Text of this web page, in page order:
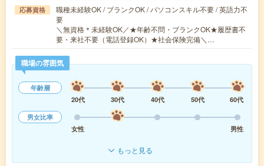
応募資格
職種未経験OK / ブランクOK / パソコンスキル不要 / 英語力不
要
＼無資格＊未経験OK／★年齢不問・ブランクOK★履歴書不
要・来社不要（電話登録OK）★社会保険完備＼…
職場の雰囲気
年齢層
20代
30代 40代 50代
60代
男女比率
女性
男性
もっと見る